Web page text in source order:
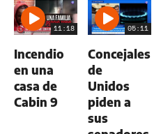
11:18
Incendio
en una
casa de
Cabin 9
05:11
Concejales
de
Unidos
piden a
sus